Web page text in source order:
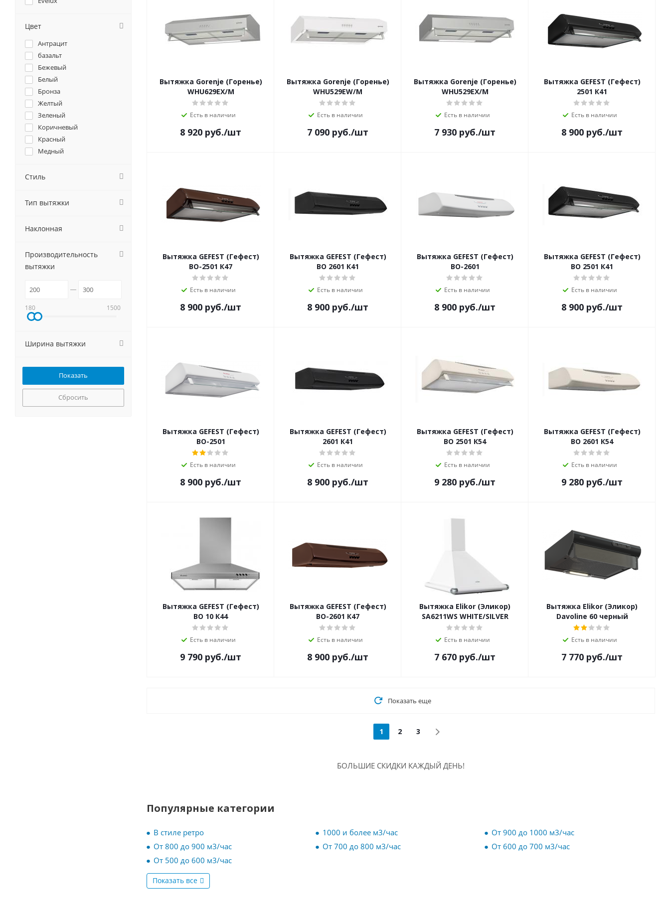
Вытяжка Gorenje (Горенье)
WHU629EX/M
Есть в наличии
8 920 руб./шт
Вытяжка Gorenje (Горенье)
WHU529EW/M
Есть в наличии
7 090 руб./шт
Вытяжка Gorenje (Горенье)
WHU529EX/M
Есть в наличии
7 930 руб./шт
Вытяжка GEFEST (Гефест)
2501 К41
Есть в наличии
8 900 руб./шт
Вытяжка GEFEST (Гефест)
ВО-2501 К47
Есть в наличии
8 900 руб./шт
Вытяжка GEFEST (Гефест)
ВО 2601 К41
Есть в наличии
8 900 руб./шт
Вытяжка GEFEST (Гефест)
ВО-2601
Есть в наличии
8 900 руб./шт
Вытяжка GEFEST (Гефест)
ВО 2501 К41
Есть в наличии
8 900 руб./шт
Вытяжка GEFEST (Гефест)
ВО-2501
Есть в наличии
8 900 руб./шт
Вытяжка GEFEST (Гефест)
2601 К41
Есть в наличии
8 900 руб./шт
Вытяжка GEFEST (Гефест)
ВО 2501 К54
Есть в наличии
9 280 руб./шт
Вытяжка GEFEST (Гефест)
ВО 2601 К54
Есть в наличии
9 280 руб./шт
Вытяжка GEFEST (Гефест)
ВО 10 К44
Есть в наличии
9 790 руб./шт
Вытяжка GEFEST (Гефест)
ВО-2601 К47
Есть в наличии
8 900 руб./шт
Вытяжка Elikor (Эликор)
SA6211WS WHITE/SILVER
Есть в наличии
7 670 руб./шт
Вытяжка Elikor (Эликор)
Davoline 60 черный
Есть в наличии
7 770 руб./шт
Показать еще
1 2 3
БОЛЬШИЕ СКИДКИ КАЖДЫЙ ДЕНЬ!
Популярные категории
В стиле ретро 1000 и более м3/час
От 900 до 1000 м3/час
От 800 до 900 м3/час
От 700 до 800 м3/час
От 600 до 700 м3/час
От 500 до 600 м3/час
Показать все
Faber
Franke
GEFEST
Gorenje
GRAUDE
Haier
Hiberg
HOMSair
il Monte
Jackys
Jet Air
Korting
Kuppersberg
Lex
MBS
Meferi
MONSHER
Pando
Schaub Lorenz
Simfer
Weissgauff
Zigmund-Shtain
Цвет
Антрацит
базальт
Бежевый
Белый
Бронза
Желтый
Зеленый
Коричневый
Красный
Медный
Розовый
Стиль
Тип вытяжки
Наклонная
Производительность
вытяжки
180 1500
Ширина вытяжки
Сбросить